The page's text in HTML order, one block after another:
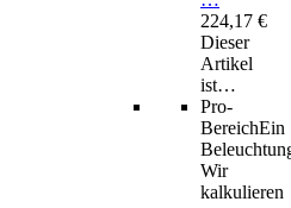
224,17 €
Dieser
Artikel
ist…
Pro-
BereichEin
Wir
kalkulieren